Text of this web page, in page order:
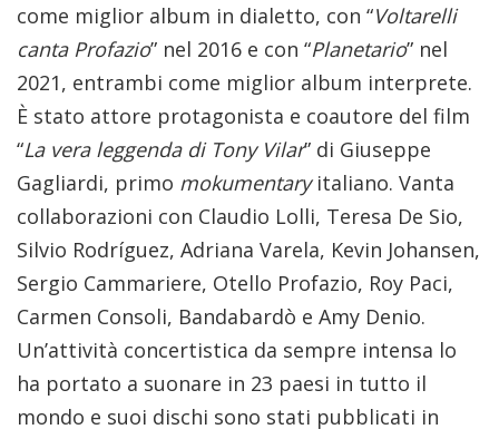
come miglior album in dialetto, con “Voltarelli
canta Profazio” nel 2016 e con “Planetario” nel
2021, entrambi come miglior album interprete.
È stato attore protagonista e coautore del film
“La vera leggenda di Tony Vilar” di Giuseppe
Gagliardi, primo mokumentaryitaliano. Vanta
collaborazioni con Claudio Lolli, Teresa De Sio,
Silvio Rodríguez, Adriana Varela, Kevin Johansen,
Sergio Cammariere, Otello Profazio, Roy Paci,
Carmen Consoli, Bandabardò e Amy Denio.
Un’attività concertistica da sempre intensa lo
ha portato a suonare in 23 paesi in tutto il
mondo e suoi dischi sono stati pubblicati in